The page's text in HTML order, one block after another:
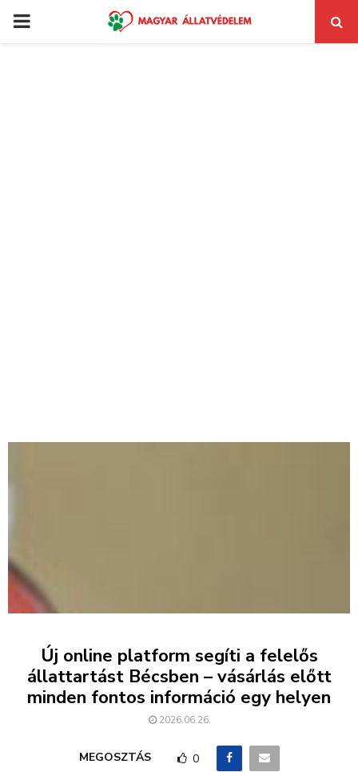
PRIMARY
Új online platform segíti a felelős
állattartást Bécsben – vásárlás előtt
minden fontos információ egy helyen
2026.06.26.
MEGOSZTÁS 0